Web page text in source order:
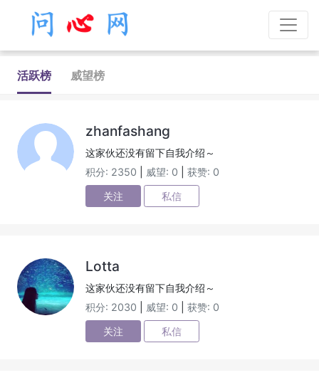
活跃榜 威望榜
zhanfashang
这家伙还没有留下自我介绍～
积分: 2350
威望: 0
获赞: 0
关注
私信
Lotta
这家伙还没有留下自我介绍～
积分: 2030
威望: 0
获赞: 0
关注
私信